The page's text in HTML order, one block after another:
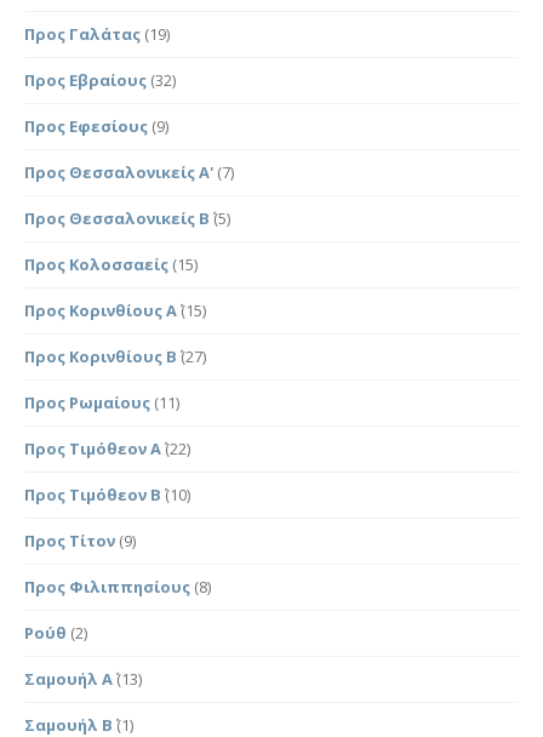
Προς Γαλάτας (19)
Προς Εβραίους (32)
Προς Εφεσίους (9)
Προς Θεσσαλονικείς Α' (7)
Προς Θεσσαλονικείς Β΄ (5)
Προς Κολοσσαείς (15)
Προς Κορινθίους Α΄(15)
Προς Κορινθίους Β΄ (27)
Προς Ρωμαίους (11)
Προς Τιμόθεον Α΄(22)
Προς Τιμόθεον Β΄ (10)
Προς Τίτον (9)
Προς Φιλιππησίους (8)
Ρούθ (2)
Σαμουήλ Α΄(13)
Σαμουήλ Β΄ (1)